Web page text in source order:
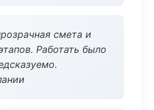
смета и
Работать было